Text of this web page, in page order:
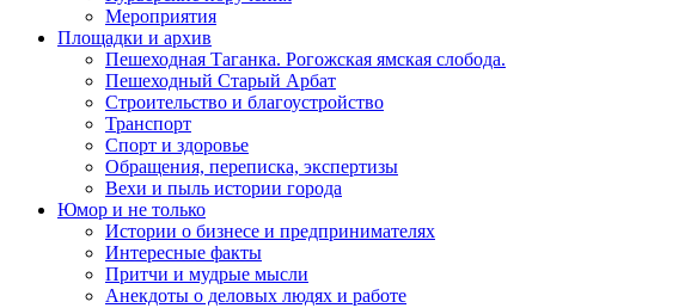
Мероприятия
Площадки и архив
Пешеходная Таганка. Рогожская ямская слобода.
Пешеходный Старый Арбат
Строительство и благоустройство
Транспорт
Спорт и здоровье
Обращения, переписка, экспертизы
Вехи и пыль истории города
Юмор и не только
Истории о бизнесе и предпринимателях
Интересные факты
Притчи и мудрые мысли
Анекдоты о деловых людях и работе